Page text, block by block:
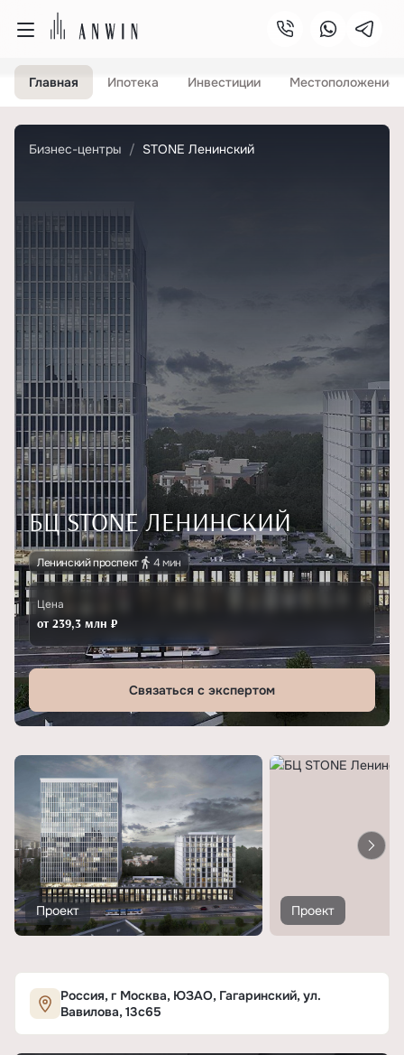
Главная Ипотека Инвестиции Местоположение
Бизнес-центры STONE Ленинский
БЦ STONE ЛЕНИНСКИЙ
Ленинский проспект 4 мин
Цена
от 239,3 млн ₽
Связаться с экспертом
Проект Проект
Россия, г Москва, ЮЗАО, Гагаринский, ул.
Вавилова, 13с65